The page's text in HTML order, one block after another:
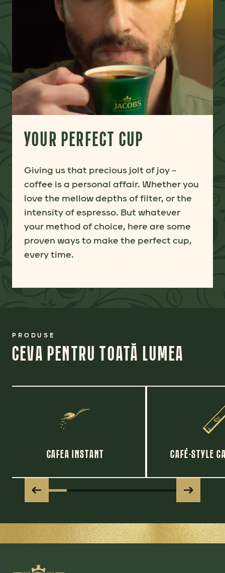
YOUR PERFECT CUP
Giving us that precious jolt of joy –
coffee is a personal affair. Whether you
love the mellow depths of filter, or the
intensity of espresso. But whatever
your method of choice, here are some
proven ways to make the perfect cup,
every time.
PRODUSE
CEVA PENTRU TOATĂ LUMEA
CAFEA INSTANT CAFÉ-STYLE